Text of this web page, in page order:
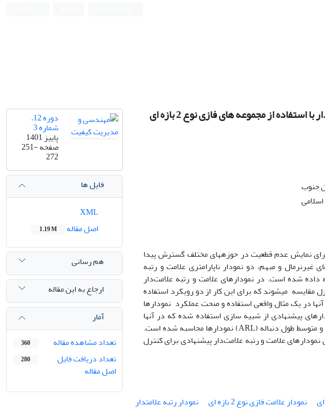
از مجموعه‏ های فازی نوع 2 بازه ‏ای
جنوب
اخیر کاربرد مجموعه‏‏های فازی نوع 2 برای نمایش عدم قطعیت در حوزه‏های مختلف گسترش پیدا
و مبهم، دو نمودار ناپارامتری علامت و رتبه
استفاده از مجموعه‏ های فازی نوع 2 توسعه داده شده است. در نمودارهای علامت و رتبه علامت‌دار
می‏شوند که برای این کار از دو رویکرد استفاده
در یک مثال واقعی استفاده و صحت عملکرد نمودارها
پیشنهادی از شبیه‏ سازی استفاده شده که در آنها
متغیرهای تصادفی فازی نوع 2 با سه توزیع متفاوت تولید و متوسط طول دنباله (ARL) نمودارها محاسبه شده است.
علامت و رتبه علامت‌دار پیشنهادی برای کنترل
نمودار علامت فازی نوع 2 بازه ‏ای
نمودار رتبه علامت‏دار
دوره 12،
شماره 3
پاییز 1401
صفحه251-
272
فایل ها
اصل مقاله
1.19 M
هم رسانی
ارجاع به این مقاله
آمار
تعداد مشاهده مقاله
360
تعداد دریافت فایل
اصل مقاله
280